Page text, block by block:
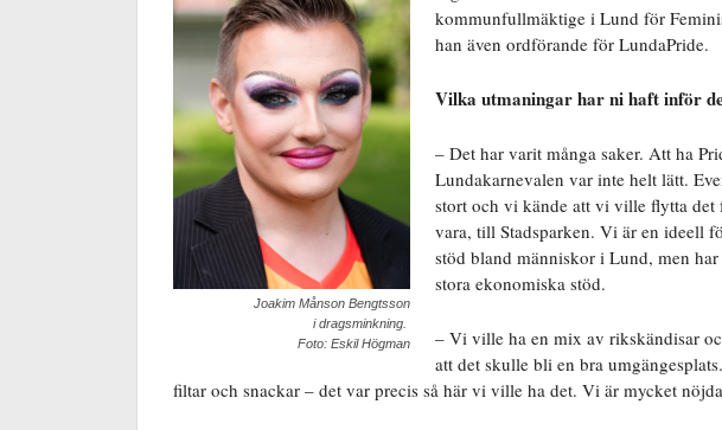
Joakim Månson Bengtsson
i dragsminkning.
Foto: Eskil Högman
kommunfullmäktige i Lund för
han även ordförande för LundaPride.
Vilka utmaningar har ni haft inför
– Det har varit många saker. Att ha
Lundakarnevalen var inte helt lätt.
stort och vi kände att vi ville flytta
vara, till Stadsparken. Vi är en ideell
stöd bland människor i Lund, men
stora ekonomiska stöd.
– Vi ville ha en mix av rikskändisar
att det skulle bli en bra
filtar och snackar – det var precis så här vi ville ha det. Vi är mycket